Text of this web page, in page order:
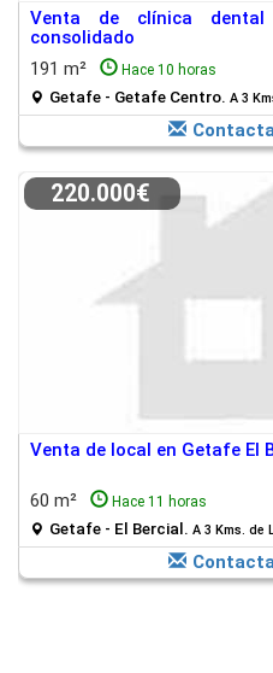
Venta de clínica
consolidado
191 m²
Hace 10 horas
Getafe - Getafe Centro. A 3
220.000€
Venta de local en Getafe El
60 m² Hace 11 horas
Getafe - El Bercial. A 3 Kms. de